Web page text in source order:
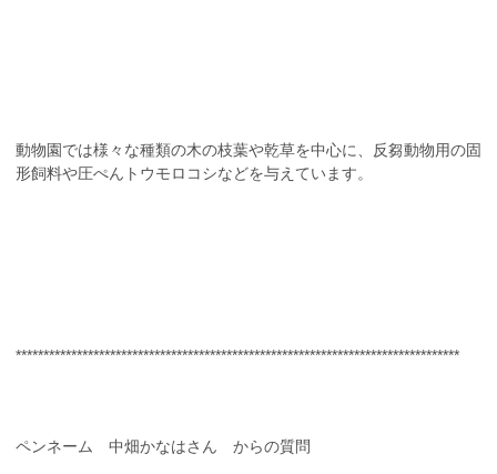
動物園では様々な種類の木の枝葉や乾草を中心に、反芻動物用の固
形飼料や圧ぺんトウモロコシなどを与えています。
********************************************************************************
ペンネーム 中畑かなはさん からの質問